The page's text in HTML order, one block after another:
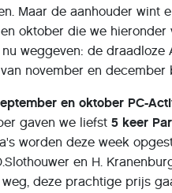
Maar de aanhouder
oktober die we
weggeven: de draadloze
november en december
en oktober PC-
gaven we liefst 5 keer
worden deze week
en H.
weg, deze prachtige prijs